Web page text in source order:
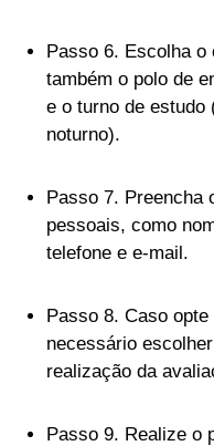
Passo 6. Escolha o
também o polo de
e o turno de estudo
noturno).
Passo 7. Preencha
pessoais, como
telefone e e-mail.
Passo 8. Caso
necessário
realização da
Passo 9. Realize o